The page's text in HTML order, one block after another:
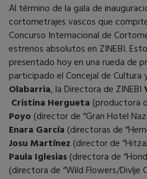
Al término de la gala de
cortometrajes vascos que
Concurso Internacional de
estrenos absolutos en ZINEBI.
presentado hoy en una rueda de
participado el Concejal de Cultura
Olabarria, la Directora de ZINEBI
Cristina Hergueta(productora
Poyo(director de “Gran Hotel
Enara García(directoras de
Josu Martínez(director de
Paula Iglesias(directora de
(directora de “Wild Flowers/Divlje